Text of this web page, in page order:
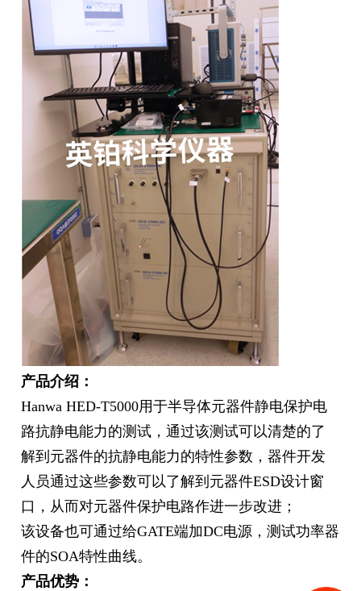
产品介绍：
Hanwa HED-T5000用于半导体元器件静电保护电
路抗静电能力的测试，通过该测试可以清楚的了
解到元器件的抗静电能力的特性参数，器件开发
人员通过这些参数可以了解到元器件ESD设计窗
口，从而对元器件保护电路作进一步改进；
该设备也可通过给GATE端加DC电源，测试功率器
件的SOA特性曲线。
产品优势：